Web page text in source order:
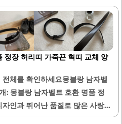
사이즈에 잘 어울리며, 특히 빅
다.벨트의 디자인은 세련되며,
. 이 제품은 국산으로, 높은 품질
나 오랜 사용이 가능합니다. 또한,
고급스러운 느낌을 줍니다.벨
블랑 버클과 완벽하게 맞습니
나며, 합리적인 가격으로 제공됩
루어져 고객의 만족도를 높이고
하여, 문의에 대한 응답이 빠르
정장 허리띠 가죽끈 혁띠 교체 양
체를 확인하세요몽블랑 남자벨
: 몽블랑 남자벨트 호환 명품 정
인과 뛰어난 품질로 많은 사랑
29mm 폭으로 정장용 버클에